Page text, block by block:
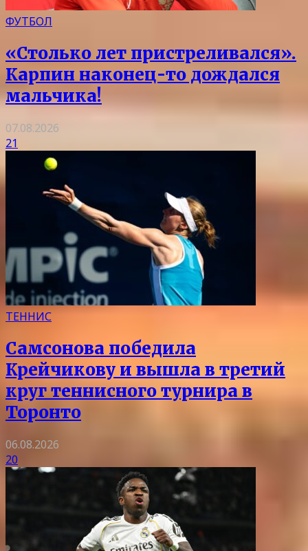
ФУТБОЛ
«Столько лет пристреливался».
Карпин наконец-то дождался
мальчика!
07.08.2026
21
ТЕННИС
Самсонова победила
Крейчикову и вышла в третий
круг теннисного турнира в
Торонто
06.08.2026
20